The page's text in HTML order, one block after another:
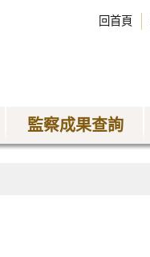
回首頁
監察成果查詢